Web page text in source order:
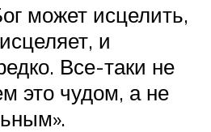
может исцелить,
и
Все-таки не
это чудом, а не